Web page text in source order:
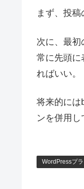
まず、投
次に、最
常に先頭に
ればいい。
将来的には
ンを併用し
WordPressプ